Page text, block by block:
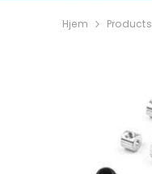
Hjem Products